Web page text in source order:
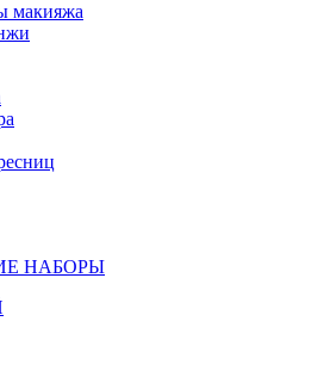
макияжа
НАБОРЫ